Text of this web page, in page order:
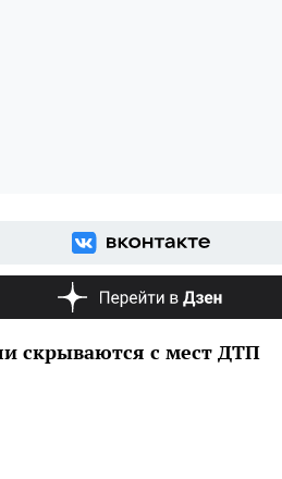
скрываются с мест ДТП